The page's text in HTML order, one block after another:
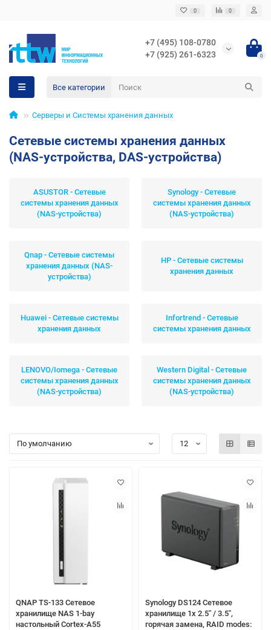
0 0
+7 (495) 108-0780
+7 (925) 261-6323
0
Все категории
Серверы и Системы хранения данных
Сетевые системы хранения данных
(NAS-устройства, DAS-устройства)
ASUSTOR - Сетевые
системы хранения данных
(NAS-устройства)
Synology - Сетевые
системы хранения данных
(NAS-устройства)
Qnap - Сетевые системы
хранения данных (NAS-
устройства)
HP - Сетевые системы
хранения данных
Huawei - Сетевые системы
хранения данных
Infortrend - Сетевые
системы хранения данных
LENOVO/Iomega - Сетевые
системы хранения данных
(NAS-устройства)
Western Digital - Сетевые
системы хранения данных
(NAS-устройства)
QNAP TS-133 Сетевое
хранилище NAS 1-bay
настольный Cortex-A55
Synology DS124 Сетевое
хранилище 1x 2.5" / 3.5",
горячая замена, RAID modes: